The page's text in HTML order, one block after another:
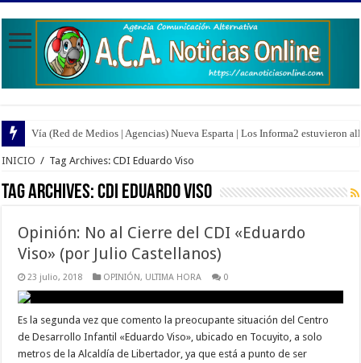
Vía (Red de Medios | Agencias) Nueva Esparta | Los Informa2
INICIO / Tag Archives: CDI Eduardo Viso
Tag Archives:CDI Eduardo Viso
Opinión: No al Cierre del CDI «Eduardo
Viso» (por Julio Castellanos)
23 julio, 2018 OPINIÓN, ULTIMA HORA 0
Es la segunda vez que comento la preocupante situación del Centro
de Desarrollo Infantil «Eduardo Viso», ubicado en Tocuyito, a solo
metros de la Alcaldía de Libertador, ya que está a punto de ser